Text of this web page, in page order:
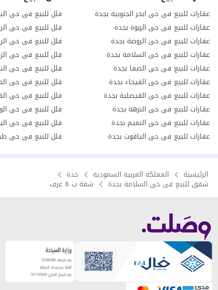
عقارات للبيع فى حى ابحر الجنوبية بجدة
عقارات للبيع فى حى الربوة بجدة
عقارات للبيع فى حى الروضة بجدة
عقارات للبيع فى حى السلامة بجدة
عقارات للبيع فى حى الصفا بجدة
عقارات للبيع فى حى الفيحاء بجدة
عقارات للبيع فى حى الفيصلية بجدة
عقارات للبيع فى حى النزهة بجدة
عقارات للبيع فى حى النعيم بجدة
عقارات للبيع فى حى الياقوت بجدة
فلل للبيع فى حى
فلل للبيع فى حى
فلل للبيع فى حى
فلل للبيع فى حى
فلل للبيع فى حى
فلل للبيع فى حى
فلل للبيع فى حى
فلل للبيع فى حى
فلل للبيع فى حى
فلل للبيع فى حى
الرئيسية المملكة العربية السعودية جدة
شقق للبيع فى حى السلامة بجدة شقة ب 6 غرف